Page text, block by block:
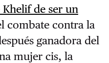
de ser un
combate contra la
ganadora del
mujer cis, la